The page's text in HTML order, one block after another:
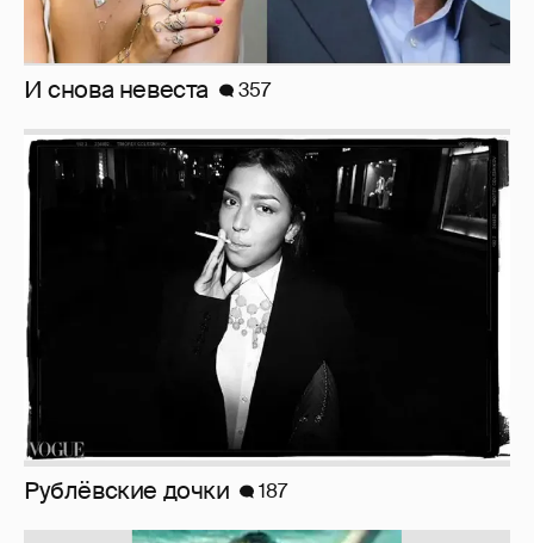
Рублёвские дочки 187